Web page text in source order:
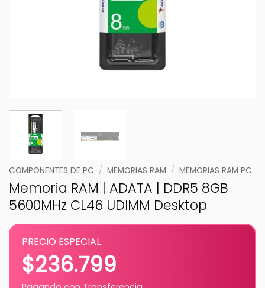
COMPONENTES DE PC / MEMORIAS RAM / MEMORIAS RAM PC
Memoria RAM | ADATA | DDR5 8GB
5600MHz CL46 UDIMM Desktop
PRECIO ESPECIAL
$236.799